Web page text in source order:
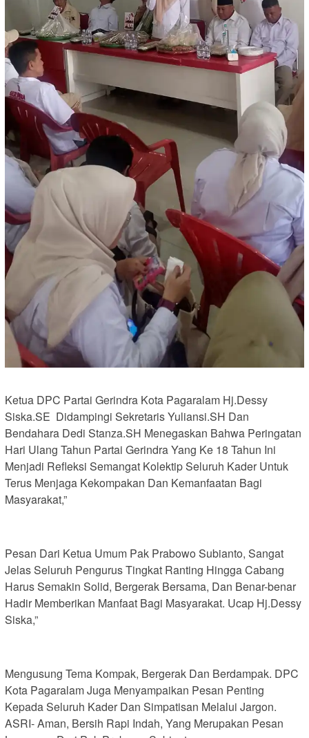
Ketua DPC Partai Gerindra Kota Pagaralam Hj.Dessy
Siska.SE Didampingi Sekretaris Yuliansi.SH Dan
Bendahara Dedi Stanza.SH Menegaskan Bahwa Peringatan
Hari Ulang Tahun Partai Gerindra Yang Ke 18 Tahun Ini
Menjadi Refleksi Semangat Kolektip Seluruh Kader Untuk
Terus Menjaga Kekompakan Dan Kemanfaatan Bagi
Masyarakat,”
Pesan Dari Ketua Umum Pak Prabowo Subianto, Sangat
Jelas Seluruh Pengurus Tingkat Ranting Hingga Cabang
Harus Semakin Solid, Bergerak Bersama, Dan Benar-benar
Hadir Memberikan Manfaat Bagi Masyarakat. Ucap Hj.Dessy
Siska,”
Mengusung Tema Kompak, Bergerak Dan Berdampak. DPC
Kota Pagaralam Juga Menyampaikan Pesan Penting
Kepada Seluruh Kader Dan Simpatisan Melalui Jargon.
ASRI- Aman, Bersih Rapi Indah, Yang Merupakan Pesan